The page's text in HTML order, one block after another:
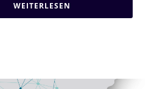
WEITERLESEN